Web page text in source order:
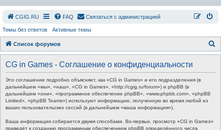
СGIG.RU FAQ Связаться с администрацией
Темы без ответов Активные темы
Список форумов
о
CG in Games - Соглашение о конфиденциальности
Это соглашение подробно объясняет, как «CG in Games» и его подразделения (в
дальнейшем «мы», «наш», «CG in Games», «http://cgig.ru/forum») и phpBB (в
дальнейшем «они», «программное обеспечение phpBB», «www.phpbb.com», «phpBB
Limited», «phpBB Teams») используют информацию, полученную во время любой из
ваших пользовательских сессий (в дальнейшем «ваша информация»).
Ваша информация собирается двумя способами. Во-первых, просмотр «CG in Games»
приведёт к созданию программным обеспечением phpBB определённого числа